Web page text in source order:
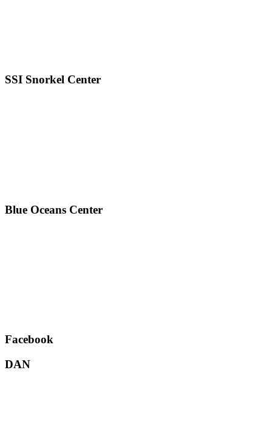
SSI Snorkel Center
Blue Oceans Center
Facebook
DAN